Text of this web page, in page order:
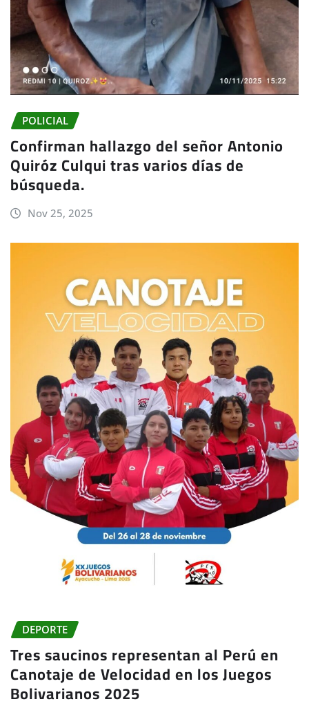
POLICIAL
Confirman hallazgo del señor Antonio
Quiróz Culqui tras varios días de
búsqueda.
Nov 25, 2025
DEPORTE
Tres saucinos representan al Perú en
Canotaje de Velocidad en los Juegos
Bolivarianos 2025